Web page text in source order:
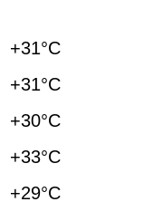
+31°C
+31°C
+30°C
+33°C
+29°C